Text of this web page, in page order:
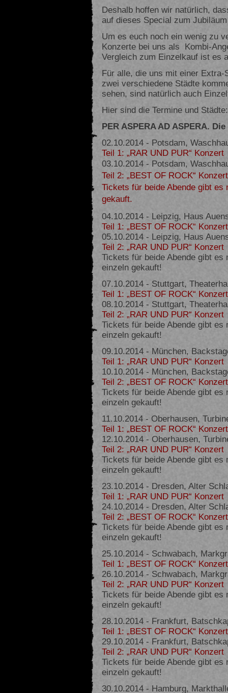
Deshalb hoffen wir natürlich,
auf dieses Special zum
Um es euch noch ein wenig zu
Konzerte bei uns als Kombi-
Vergleich zum Einzelkauf ist es
Für alle, die uns mit einer
zwei verschiedene Städte
sehen, sind natürlich auch
Hier sind die Termine und Städte:
PER ASPERA AD ASPERA.
02.10.2014 - Potsdam,
Teil 1: „RAR UND PUR“ Konzert
03.10.2014 - Potsdam,
Teil 2: „BEST OF ROCK“ Konzert
Tickets für beide Abende gibt
gekauft.
04.10.2014 - Leipzig, Haus
Teil 1: „BEST OF ROCK“ Konzert
05.10.2014 - Leipzig, Haus
Teil 2: „RAR UND PUR“ Konzert
Tickets für beide Abende gibt
einzeln gekauft!
07.10.2014 - Stuttgart,
Teil 1: „BEST OF ROCK“ Konzert
08.10.2014 - Stuttgart,
Teil 2: „RAR UND PUR“ Konzert
Tickets für beide Abende gibt
einzeln gekauft!
09.10.2014 - München,
Teil 1: „RAR UND PUR“ Konzert
10.10.2014 - München,
Teil 2: „BEST OF ROCK“ Konzert
Tickets für beide Abende gibt
einzeln gekauft!
11.10.2014 - Oberhausen,
Teil 1: „BEST OF ROCK“ Konzert
12.10.2014 - Oberhausen,
Teil 2: „RAR UND PUR“ Konzert
Tickets für beide Abende gibt
einzeln gekauft!
23.10.2014 - Dresden, Alter
Teil 1: „RAR UND PUR“ Konzert
24.10.2014 - Dresden, Alter
Teil 2: „BEST OF ROCK“ Konzert
Tickets für beide Abende gibt
einzeln gekauft!
25.10.2014 - Schwabach,
Teil 1: „BEST OF ROCK“ Konzert
26.10.2014 - Schwabach,
Teil 2: „RAR UND PUR“ Konzert
Tickets für beide Abende gibt
einzeln gekauft!
28.10.2014 - Frankfurt,
Teil 1: „BEST OF ROCK“ Konzert
29.10.2014 - Frankfurt,
Teil 2: „RAR UND PUR“ Konzert
Tickets für beide Abende gibt
einzeln gekauft!
30.10.2014 - Hamburg,